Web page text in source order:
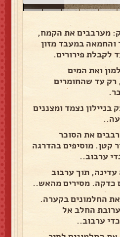
מערבבים את הקמח,
במעבד מזון
לקבלת פירורים.
ואת המים
רק עד שהחומרים
נצמד ומצננים
את הסוכר
קטן. מוסיפים בהדרגה
ערבוב..
תוך ערבוב
כדקה. מסירים מהאש..
החלמונים בקערה.
החלב אל
ערבוב..